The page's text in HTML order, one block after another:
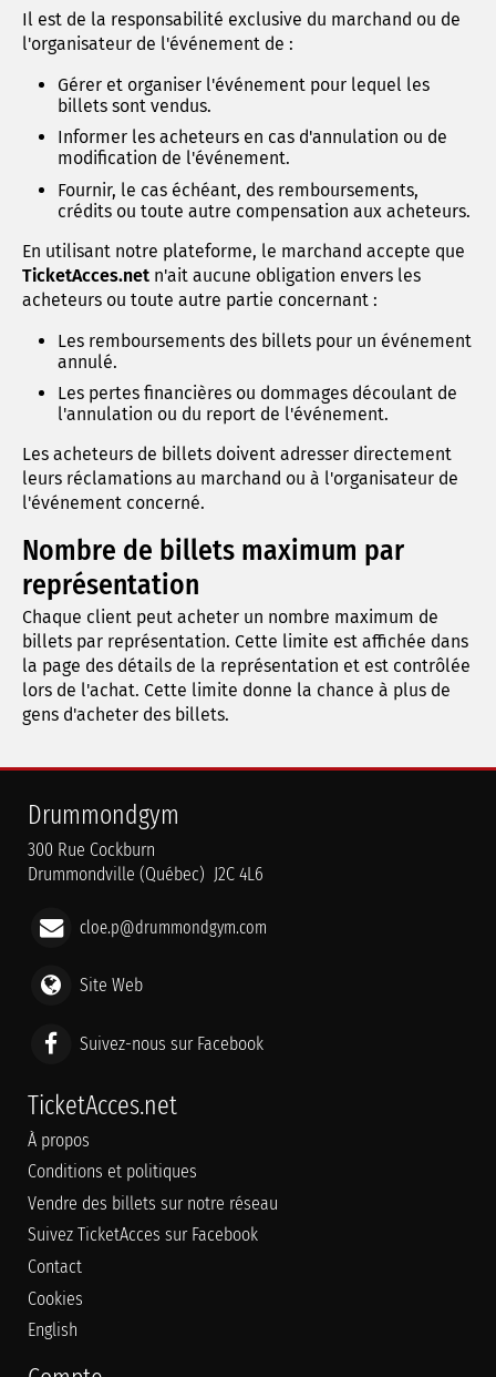
Il est de la responsabilité exclusive du marchand ou de
l'organisateur de l'événement de :
Gérer et organiser l'événement pour lequel les
billets sont vendus.
Informer les acheteurs en cas d'annulation ou de
modification de l'événement.
Fournir, le cas échéant, des remboursements,
crédits ou toute autre compensation aux acheteurs.
En utilisant notre plateforme, le marchand accepte que
TicketAcces.net n'ait aucune obligation envers les
acheteurs ou toute autre partie concernant :
Les remboursements des billets pour un événement
annulé.
Les pertes financières ou dommages découlant de
l'annulation ou du report de l'événement.
Les acheteurs de billets doivent adresser directement
leurs réclamations au marchand ou à l'organisateur de
l'événement concerné.
Nombre de billets maximum par
représentation
Chaque client peut acheter un nombre maximum de
billets par représentation. Cette limite est affichée dans
la page des détails de la représentation et est contrôlée
lors de l'achat. Cette limite donne la chance à plus de
gens d'acheter des billets.
Drummondgym
300 Rue Cockburn
Drummondville (Québec) J2C 4L6
cloe.p@drummondgym.com
Site Web
Suivez-nous sur Facebook
TicketAcces.net
À propos
Conditions et politiques
Vendre des billets sur notre réseau
Suivez TicketAcces sur Facebook
Contact
Cookies
English